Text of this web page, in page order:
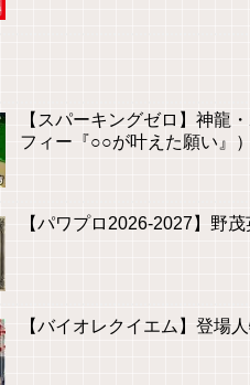
【スパーキングゼロ】神龍
フィー『○○が叶えた願い』）
【パワプロ2026-2027】野
【バイオレクイエム】登場